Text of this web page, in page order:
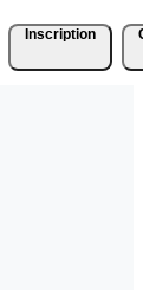
Inscription